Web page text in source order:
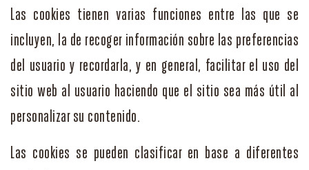
Las cookies tienen varias funciones entre las que se
incluyen, la de recoger información sobre las preferencias
del usuario y recordarla, y en general, facilitar el uso del
sitio web al usuario haciendo que el sitio sea más útil al
personalizar su contenido.
Las cookies se pueden clasificar en base a diferentes